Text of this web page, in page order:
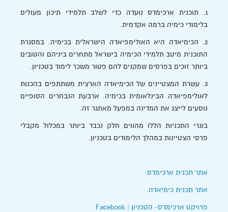
1. תוכנית ארכימדס נועדה כדי לשלב תלמידי תיכון מעולים
בלימודי כימיה ברמה אקדמית.
2. הכימיאדה היא האולימפיאדה הישראלית בכימיה. במסגרת
התוכנית מיטב תלמידי הכימיה בישראל מתחרים ביניהם והטובים
ביותר זוכים בפרסים שמקנים להם פטור משכר לימוד בטכניון.
3. עשרת המצטיינים של הכימיאדה הארצית משתתפים בהכנות
לאולימפיאדה הבינלאומית בכימיה. ארבעת הנבחרים הסופיים
נוסעים לייצג את המדינה במפעל מאתגר זה.
בוגרי התכניות הללו מהווים חלק נכבד ביותר במכלול מקבלי
פרסי הצטיינות במהלך הלימודים בטכניון.
אתר תכנית ארכימדס.
אתר תכנית כימיאדה.
פרויקט ארכימדס- הטכניון | Facebook